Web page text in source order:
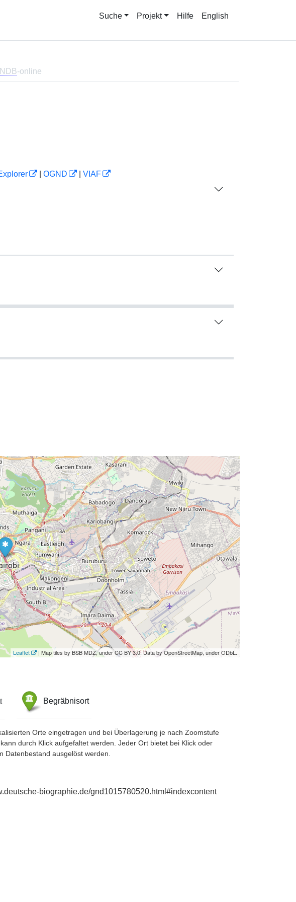
Suche Projekt Hilfe English
NDB-online
OGND
VIAF
Leaflet | Map tiles by BSB MDZ, under CC BY 3.0. Data by OpenStreetMap, under ODbL.
Begräbnisort
Orte eingetragen und bei Überlagerung je nach Zoomstufe
durch Klick aufgefaltet werden. Jeder Ort bietet bei Klick oder
Datenbestand ausgelöst werden.
biographie.de/gnd1015780520.html#indexcontent